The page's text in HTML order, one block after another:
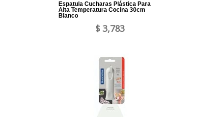
Espatula Cucharas Plástica Para
Alta Temperatura Cocina 30cm
Blanco
$ 3,783